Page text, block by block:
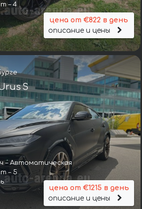
– 4
цена от €822 в день
описание и цены
S
– Автоматическая
– 5
цена от €1215 в день
описание и цены